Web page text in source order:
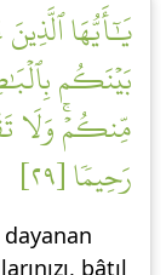
يَٰٓأَيُّهَا
بَيۡنَكُم
مِّنكُمۡۚ وَلَا
رَحِيمٗا [٢٩]
dayanan
bâtıl